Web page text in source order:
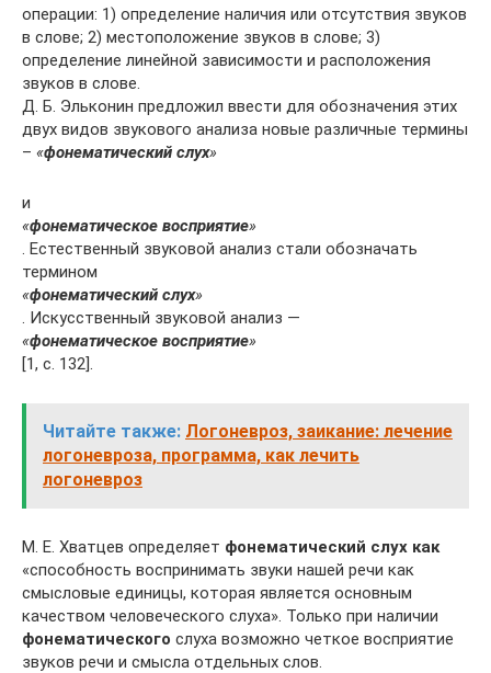
операции: 1) определение наличия или отсутствия звуков
в слове; 2) местоположение звуков в слове; 3)
определение линейной зависимости и расположения
звуков в слове.
Д. Б. Эльконин предложил ввести для обозначения этих
двух видов звукового анализа новые различные термины
– «фонематический слух»
и
«фонематическое восприятие»
. Естественный звуковой анализ стали обозначать
термином
«фонематический слух»
. Искусственный звуковой анализ —
«фонематическое восприятие»
[1, с. 132].
Читайте также: Логоневроз, заикание: лечение
логоневроза, программа, как лечить
логоневроз
М. Е. Хватцев определяет фонематический слух как
«способность воспринимать звуки нашей речи как
смысловые единицы, которая является основным
качеством человеческого слуха». Только при наличии
фонематического слуха возможно четкое восприятие
звуков речи и смысла отдельных слов.